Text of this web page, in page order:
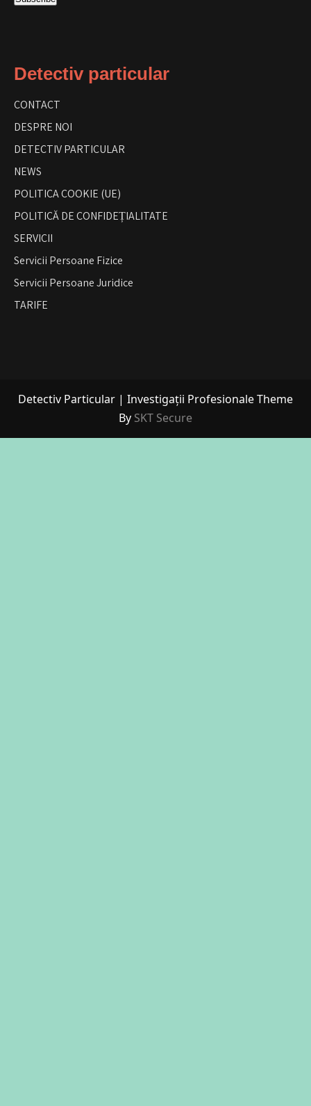
Detectiv particular
CONTACT
DESPRE NOI
DETECTIV PARTICULAR
NEWS
POLITICA COOKIE (UE)
POLITICĂ DE CONFIDEȚIALITATE
SERVICII
Servicii Persoane Fizice
Servicii Persoane Juridice
TARIFE
Detectiv Particular | Investigații Profesionale Theme
By SKT Secure